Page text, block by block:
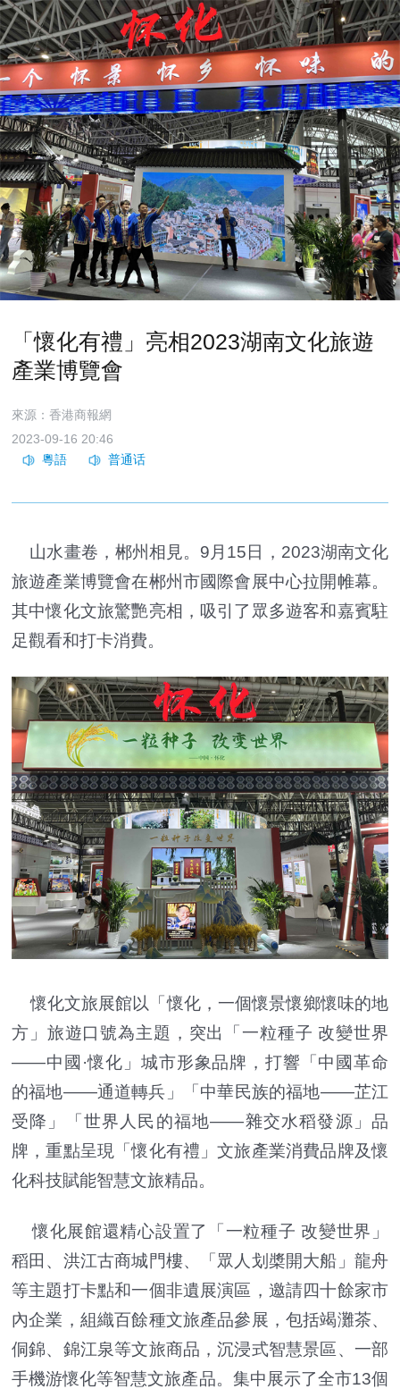
「懷化有禮」亮相2023湖南文化旅遊
產業博覽會
來源：香港商報網
2023-09-16 20:46
山水畫卷，郴州相見。9月15日，2023湖南文化
旅遊產業博覽會在郴州市國際會展中心拉開帷幕。
其中懷化文旅驚艷亮相，吸引了眾多遊客和嘉賓駐
足觀看和打卡消費。
懷化文旅展館以「懷化，一個懷景懷鄉懷味的地
方」旅遊口號為主題，突出「一粒種子 改變世界
——中國·懷化」城市形象品牌，打響「中國革命
的福地——通道轉兵」「中華民族的福地——芷江
受降」「世界人民的福地——雜交水稻發源」品
牌，重點呈現「懷化有禮」文旅產業消費品牌及懷
化科技賦能智慧文旅精品。
懷化展館還精心設置了「一粒種子 改變世界」
稻田、洪江古商城門樓、「眾人划槳開大船」龍舟
等主題打卡點和一個非遺展演區，邀請四十餘家市
內企業，組織百餘種文旅產品參展，包括竭灘茶、
侗錦、錦江泉等文旅商品，沉浸式智慧景區、一部
手機游懷化等智慧文旅產品。集中展示了全市13個